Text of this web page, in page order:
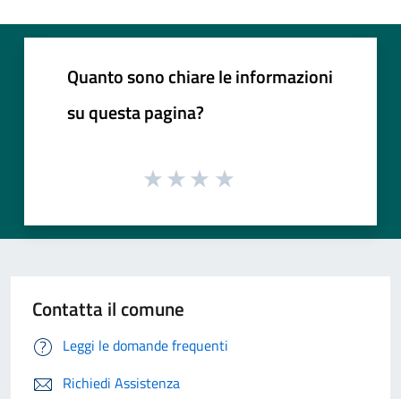
Quanto sono chiare le informazioni
su questa pagina?
Contatta il comune
Leggi le domande frequenti
Richiedi Assistenza